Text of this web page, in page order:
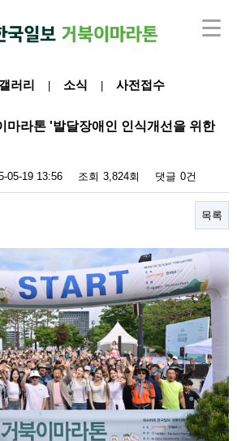
갤러리 소식 사전접수
마라톤 '발달장애인 인식개선을 위한
05-19 13:56 조회 3,824회 댓글 0건
목록